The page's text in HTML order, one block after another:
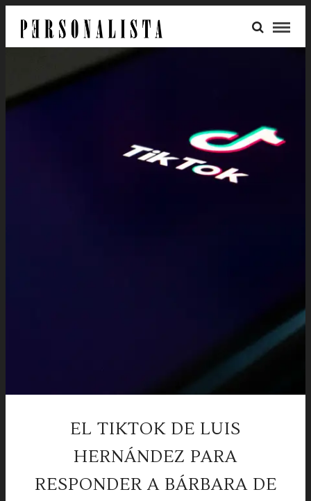
EL TIKTOK DE LUIS
HERNÁNDEZ PARA
RESPONDER A BÁRBARA DE